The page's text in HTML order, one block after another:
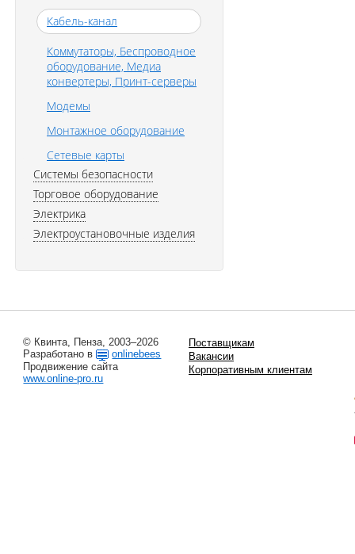
Кабель-канал
Коммутаторы, Беспроводное
оборудование, Медиа
конвертеры, Принт-серверы
Модемы
Монтажное оборудование
Сетевые карты
Системы безопасности
Торговое оборудование
Электрика
Электроустановочные изделия
© Квинта, Пенза, 2003–2026
Разработано в
onlinebees
Продвижение сайта
www.online-pro.ru
Поставщикам
Вакансии
Корпоративным клиентам